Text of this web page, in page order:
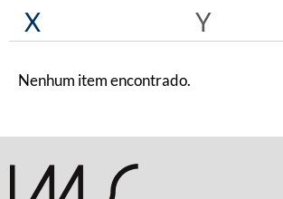
X
Y
Nenhum item encontrado.